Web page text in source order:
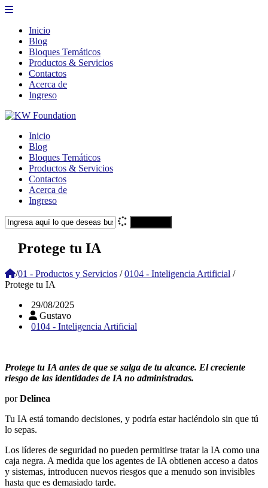
Inicio
Blog
Bloques Temáticos
Productos & Servicios
Contactos
Acerca de
Ingreso
Inicio
Blog
Bloques Temáticos
Productos & Servicios
Contactos
Acerca de
Ingreso
Protege tu IA
/01 - Productos y Servicios / 0104 - Inteligencia Artificial /
Protege tu IA
29/08/2025
Gustavo
0104 - Inteligencia Artificial
Protege tu IA antes de que se salga de tu alcance. El creciente
riesgo de las identidades de IA no administradas.
porDelinea
Tu IA está tomando decisiones, y podría estar haciéndolo sin que tú
lo sepas.
Los líderes de seguridad no pueden permitirse tratar la IA como una
caja negra. A medida que los agentes de IA obtienen acceso a datos
y sistemas, introducen nuevos riesgos que a menudo son invisibles
hasta que es demasiado tarde.